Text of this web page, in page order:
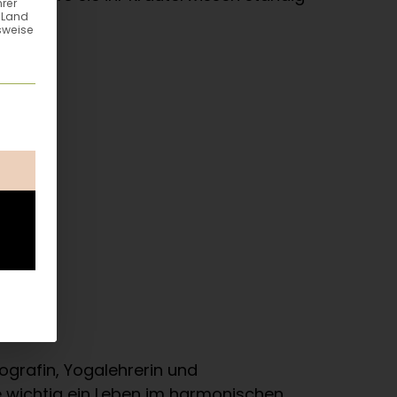
Yogalehrerin und
erteilt werden kann. Die erste Service-Gruppe ist